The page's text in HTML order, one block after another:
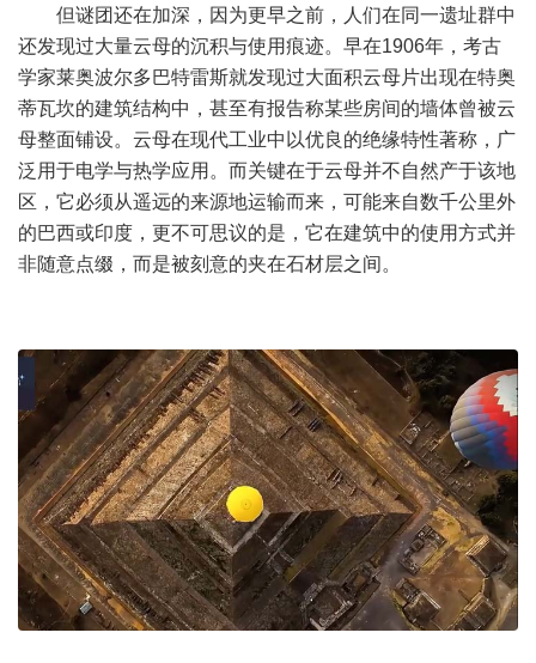
但谜团还在加深，因为更早之前，人们在同一遗址群中
还发现过大量云母的沉积与使用痕迹。早在1906年，考古
学家莱奥波尔多巴特雷斯就发现过大面积云母片出现在特奥
蒂瓦坎的建筑结构中，甚至有报告称某些房间的墙体曾被云
母整面铺设。云母在现代工业中以优良的绝缘特性著称，广
泛用于电学与热学应用。而关键在于云母并不自然产于该地
区，它必须从遥远的来源地运输而来，可能来自数千公里外
的巴西或印度，更不可思议的是，它在建筑中的使用方式并
非随意点缀，而是被刻意的夹在石材层之间。